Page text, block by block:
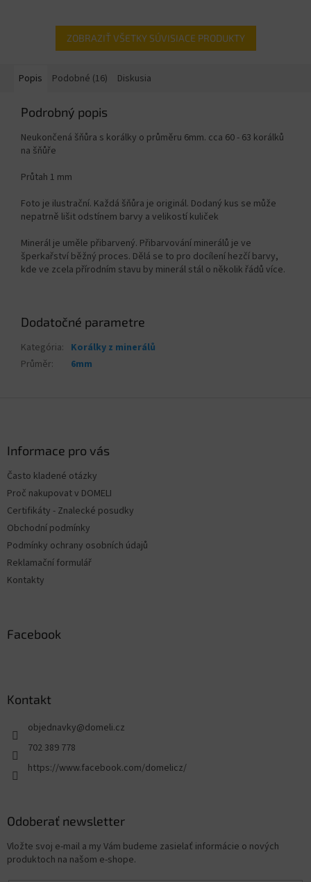
ZOBRAZIŤ VŠETKY SÚVISIACE PRODUKTY
Popis Podobné (16) Diskusia
Podrobný popis
Neukončená šňůra s korálky o průměru 6mm. cca 60 - 63 korálků
na šňůře
Průtah 1 mm
Foto je ilustrační. Každá šňůra je originál. Dodaný kus se může
nepatrně lišit odstínem barvy a velikostí kuliček
Minerál je uměle přibarvený. Přibarvování minerálů je ve
šperkařství běžný proces. Dělá se to pro docílení hezčí barvy,
kde ve zcela přírodním stavu by minerál stál o několik řádů více.
Dodatočné parametre
Kategória: Korálky z minerálů
Průměr: 6mm
Informace pro vás
Často kladené otázky
Proč nakupovat v DOMELI
Certifikáty - Znalecké posudky
Obchodní podmínky
Podmínky ochrany osobních údajů
Reklamační formulář
Kontakty
Facebook
Kontakt
objednavky@domeli.cz
702 389 778
https://www.facebook.com/domelicz/
Odoberať newsletter
Vložte svoj e-mail a my Vám budeme zasielať informácie o nových
produktoch na našom e-shope.